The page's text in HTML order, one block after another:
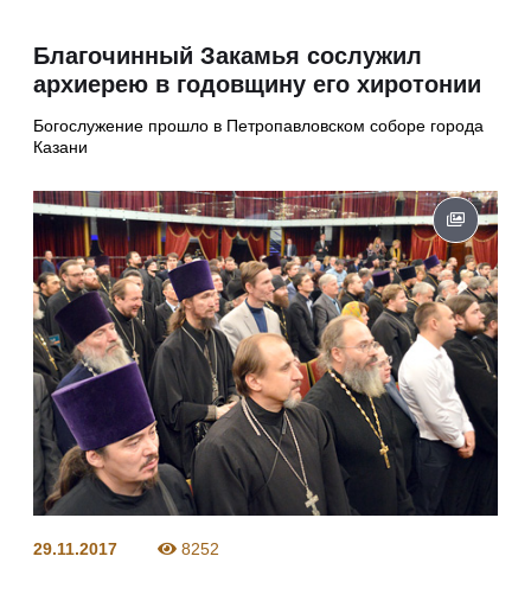
Благочинный Закамья сослужил
архиерею в годовщину его хиротонии
Богослужение прошло в Петропавловском соборе города
Казани
29.11.2017 8252